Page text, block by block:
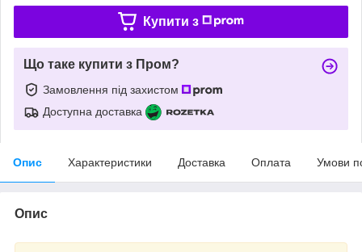
Купити з
Що таке купити з Пром?
Замовлення під захистом
Доступна доставка
Опис Характеристики Доставка Оплата Умови
Опис